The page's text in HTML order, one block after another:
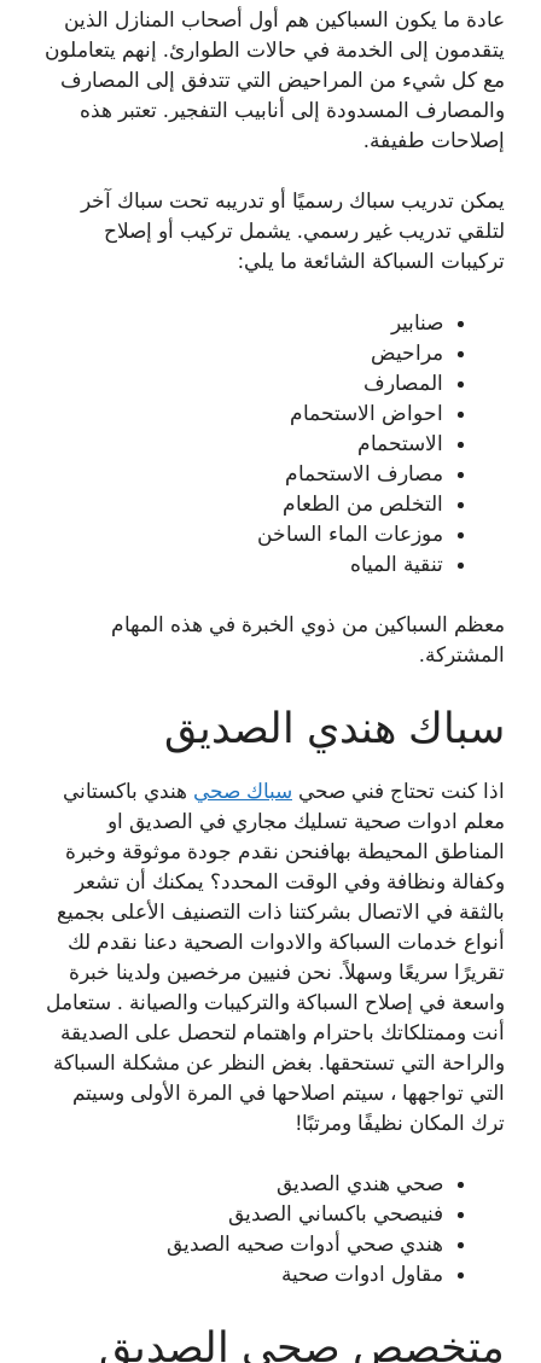
عادة ما يكون السباكين هم أول أصحاب المنازل الذين
يتقدمون إلى الخدمة في حالات الطوارئ. إنهم يتعاملون
مع كل شيء من المراحيض التي تتدفق إلى المصارف
والمصارف المسدودة إلى أنابيب التفجير. تعتبر هذه
إصلاحات طفيفة.
يمكن تدريب سباك رسميًا أو تدريبه تحت سباك آخر
لتلقي تدريب غير رسمي. يشمل تركيب أو إصلاح
تركيبات السباكة الشائعة ما يلي:
صنابير
مراحيض
المصارف
احواض الاستحمام
الاستحمام
مصارف الاستحمام
التخلص من الطعام
موزعات الماء الساخن
تنقية المياه
معظم السباكين من ذوي الخبرة في هذه المهام
المشتركة.
سباك هندي الصديق
اذا كنت تحتاج فني صحي سباك صحي هندي باكستاني
معلم ادوات صحية تسليك مجاري في الصديق او
المناطق المحيطة بهافنحن نقدم جودة موثوقة وخبرة
وكفالة ونظافة وفي الوقت المحدد؟ يمكنك أن تشعر
بالثقة في الاتصال بشركتنا ذات التصنيف الأعلى بجميع
أنواع خدمات السباكة والادوات الصحية دعنا نقدم لك
تقريرًا سريعًا وسهلاً. نحن فنيين مرخصين ولدينا خبرة
واسعة في إصلاح السباكة والتركيبات والصيانة . ستعامل
أنت وممتلكاتك باحترام واهتمام لتحصل على الصديقة
والراحة التي تستحقها. بغض النظر عن مشكلة السباكة
التي تواجهها ، سيتم اصلاحها في المرة الأولى وسيتم
ترك المكان نظيفًا ومرتبًا!
صحي هندي الصديق
فنيصحي باكساني الصديق
هندي صحي أدوات صحيه الصديق
مقاول ادوات صحية
متخصص صحي الصديق